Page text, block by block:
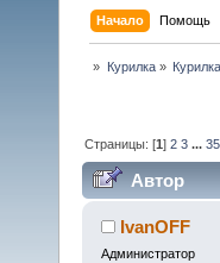
Начало Помощь
» Курилка»
Страницы: [1]2 3 ...35
Автор
IvanOFF
Администратор